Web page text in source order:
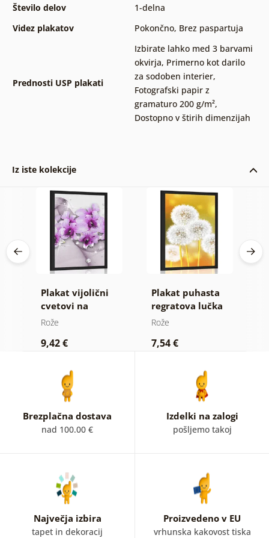
Število delov
1-delna
Videz plakatov
Pokončno, Brez paspartuja
Prednosti USP plakati
Izbirate lahko med 3 barvami
okvirja, Primerno kot darilo
za sodoben interier,
Fotografski papir z
gramaturo 200 g/m²,
Dostopno v štirih dimenzijah
Iz iste kolekcije
Plakat vijolični
cvetovi na
abstraktnem
Rože
9,42 €
Plakat puhasta
regratova lučka
Rože
7,54 €
Brezplačna dostava
nad 100.00 €
Izdelki na zalogi
pošljemo takoj
Največja izbira
tapet in dekoracij
Proizvedeno v EU
vrhunska kakovost tiska